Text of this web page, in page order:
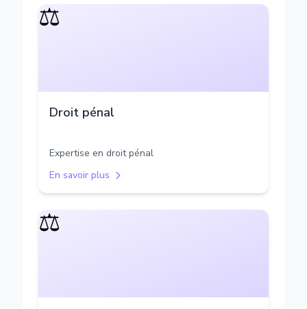
⚖️
Droit pénal
Expertise en droit pénal
En savoir plus
⚖️